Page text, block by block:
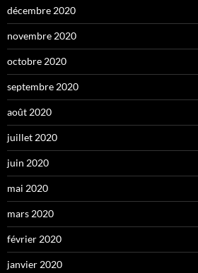
décembre 2020
novembre 2020
octobre 2020
septembre 2020
août 2020
juillet 2020
juin 2020
mai 2020
mars 2020
février 2020
janvier 2020